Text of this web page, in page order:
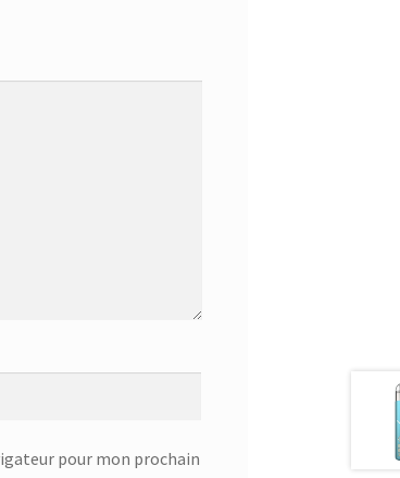
pour mon prochain